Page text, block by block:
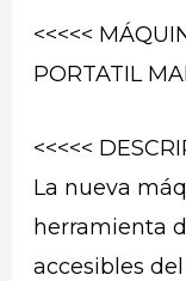
<<<<<
PORTATIL
<<<<<
La nueva
herramienta
accesibles